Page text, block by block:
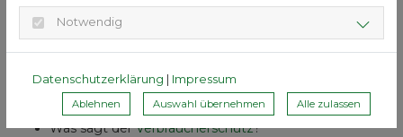
Kausystems, des Kiefers und der Kiefergelenke so
wichtig?
Warum sindAttachmentsbei einer Alignertherapie
Was passiert nach der Behandlung?
Was sagt die
Politik?
Was sagt derVerbraucherschutz?
Notwendig
Datenschutzerklärung | Impressum
Ablehnen Auswahl übernehmen Alle zulassen